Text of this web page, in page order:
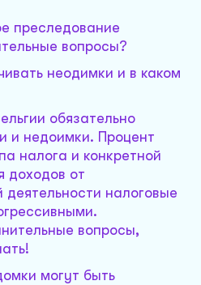
преследование
вопросы?
неодимки и в каком
обязательно
и недоимки. Процент
налога и конкретной
доходов от
налоговые
вопросы,
могут быть